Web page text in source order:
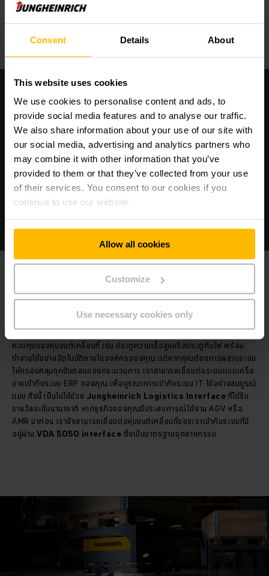
Consent Details About
This website uses cookies
We use cookies to personalise content and ads, to
provide social media features and to analyse our traffic.
We also share information about your use of our site with
our social media, advertising and analytics partners who
may combine it with other information that you’ve
provided to them or that they’ve collected from your use
of their services. You consent to our cookies if you
continue to use our website.
Allow all cookies
Customize
Use necessary cookies only
การทำงานร่วมกับโครงสร้างไอทีแบบไร้รอยต่อ
ผสานการทำงานเข้ากับระบบของคุณอย่างลงตัว
และแบบเชื่อมต่อเครือข่าย (networked system)
ในระบบแบบสแตนด์อโลน รถยกจะสื่อสารกับอุปกรณ์รอบข้างผ่านระบบ
ควบคุมของหุ่นยนต์เคลื่อนที่ เช่น ประตูความเร็วสูงหรือประตูกันไฟ พร้อม
ทำงานได้อย่างอัตโนมัติภายในองค์กรของคุณ แต่หากคุณต้องการผสานระบบ
ให้ครอบคลุมทุกขั้นตอนของกระบวนการ เราสามารถเชื่อมต่อระบบแบบเครือ
ข่ายเข้ากับระบบ ERP ของคุณ เพื่อบูรณาการเข้ากับระบบ IT ได้อย่างสมบูรณ์
แบบ ทั้งนี้ เป็นไปได้ด้วย Jungheinrich Logistics Interface ที่ได้รับ
รางวัลระดับนานาชาติ หากธุรกิจของคุณมีประสบการณ์ใช้งาน AGV หรือ
AMR มาก่อน เรายังสามารถเชื่อมต่อหุ่นยนต์เคลื่อนที่ของเราเข้ากับระบบที่มี
อยู่ผ่านVDA 5050 interface ซึ่งเป็นมาตรฐานอุตสาหกรรม